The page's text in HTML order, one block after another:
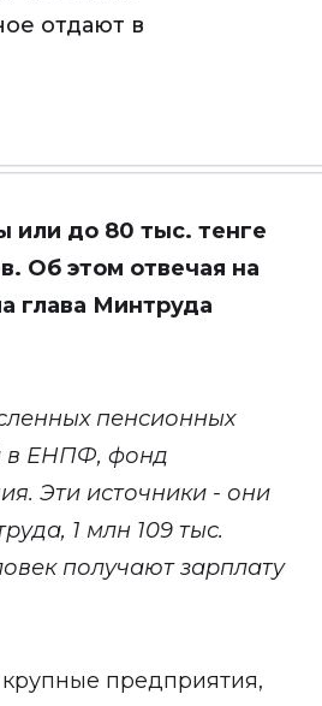
отдают в
или до 80 тыс. тенге
Об этом отвечая на
глава Минтруда
пенсионных
в ЕНПФ, фонд
Эти источники - они
1 млн 109 тыс.
получают зарплату
предприятия,